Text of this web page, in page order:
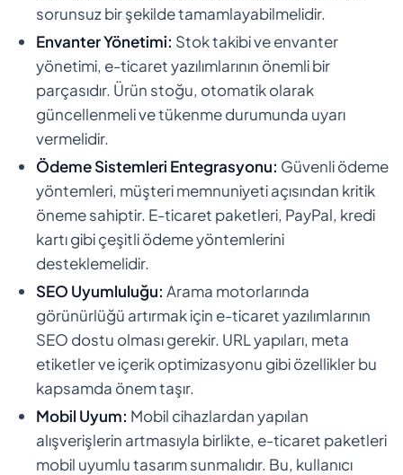
sorunsuz bir şekilde tamamlayabilmelidir.
Envanter Yönetimi: Stok takibi ve envanter
yönetimi, e-ticaret yazılımlarının önemli bir
parçasıdır. Ürün stoğu, otomatik olarak
güncellenmeli ve tükenme durumunda uyarı
vermelidir.
Ödeme Sistemleri Entegrasyonu: Güvenli ödeme
yöntemleri, müşteri memnuniyeti açısından kritik
öneme sahiptir. E-ticaret paketleri, PayPal, kredi
kartı gibi çeşitli ödeme yöntemlerini
desteklemelidir.
SEO Uyumluluğu: Arama motorlarında
görünürlüğü artırmak için e-ticaret yazılımlarının
SEO dostu olması gerekir. URL yapıları, meta
etiketler ve içerik optimizasyonu gibi özellikler bu
kapsamda önem taşır.
Mobil Uyum: Mobil cihazlardan yapılan
alışverişlerin artmasıyla birlikte, e-ticaret paketleri
mobil uyumlu tasarım sunmalıdır. Bu, kullanıcı